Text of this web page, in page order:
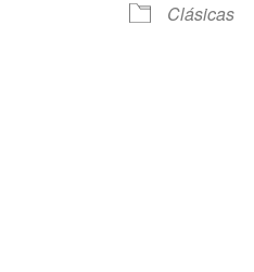
Clásicas